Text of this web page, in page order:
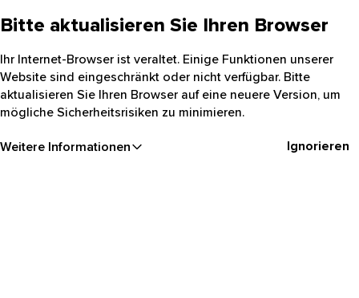
Bitte aktualisieren Sie Ihren Browser
Ihr Internet-Browser ist veraltet. Einige Funktionen unserer
Website sind eingeschränkt oder nicht verfügbar. Bitte
aktualisieren Sie Ihren Browser auf eine neuere Version, um
mögliche Sicherheitsrisiken zu minimieren.
Weitere Informationen Ignorieren